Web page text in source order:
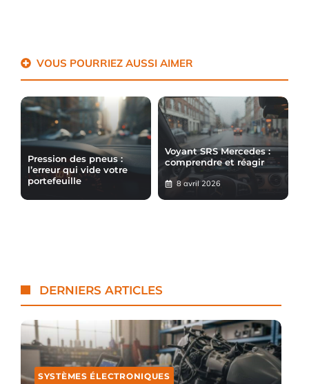
VOUS POURRIEZ AUSSI AIMER
Pression des pneus :
l’erreur qui vide votre
portefeuille
Voyant SRS Mercedes :
comprendre et réagir
8 avril 2026
DERNIERS ARTICLES
SYSTÈMES ÉLECTRONIQUES